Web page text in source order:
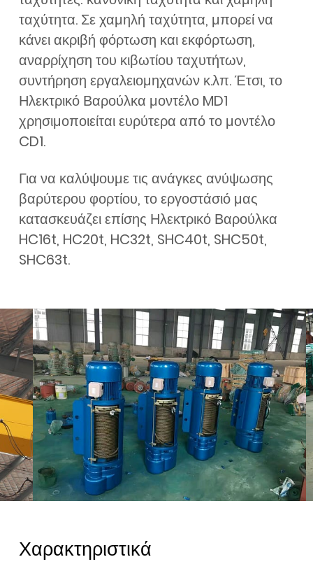
ταχύτητα. Σε χαμηλή ταχύτητα, μπορεί να
κάνει ακριβή φόρτωση και εκφόρτωση,
αναρρίχηση του κιβωτίου ταχυτήτων,
συντήρηση εργαλειομηχανών κ.λπ. Έτσι, το
Ηλεκτρικό Βαρούλκα μοντέλο MD1
χρησιμοποιείται ευρύτερα από το μοντέλο
CD1.
Για να καλύψουμε τις ανάγκες ανύψωσης
βαρύτερου φορτίου, το εργοστάσιό μας
κατασκευάζει επίσης Ηλεκτρικό Βαρούλκα
HC16t, HC20t, HC32t, SHC40t, SHC50t,
SHC63t.
Χαρακτηριστικά